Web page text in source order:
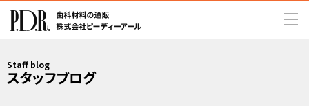
Staff blog
スタッフブログ